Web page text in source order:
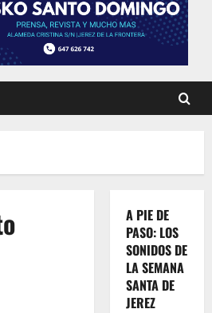
A PIE DE
PASO: LOS
SONIDOS DE
LA SEMANA
SANTA DE
JEREZ